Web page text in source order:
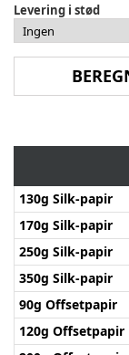
Levering i stød
130g Silk-papir
170g Silk-papir
250g Silk-papir
350g Silk-papir
90g Offsetpapir
120g Offsetpapir